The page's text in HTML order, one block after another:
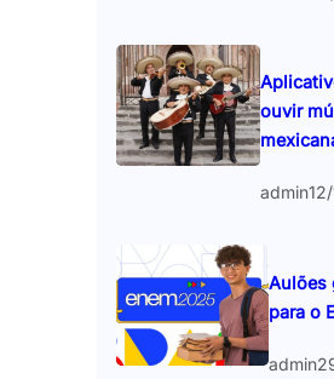
ouvir
admin
Aulões
para o
admin